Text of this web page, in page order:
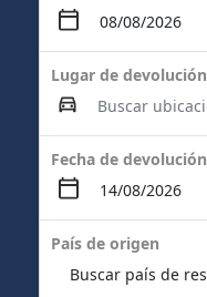
Lugar de devolución
Fecha de devolución
País de origen